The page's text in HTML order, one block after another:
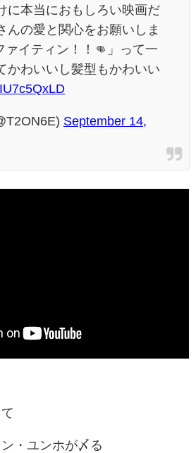
に本当におもしろい映画だ
んの愛と関心をお願いしま
ァイティン！！👊」って一
かわいいし髪型もかわいい
September 14,
・ユンホが〆る